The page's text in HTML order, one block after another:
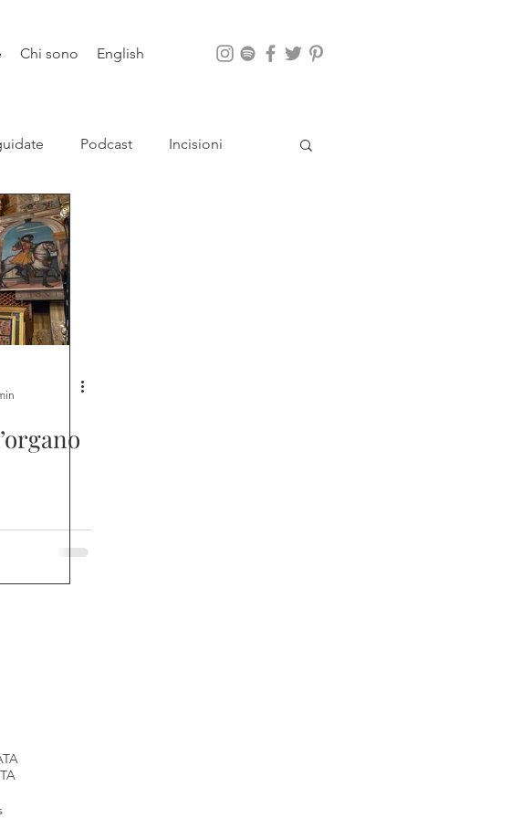
Chi sono English
Podcast Incisioni
Natura